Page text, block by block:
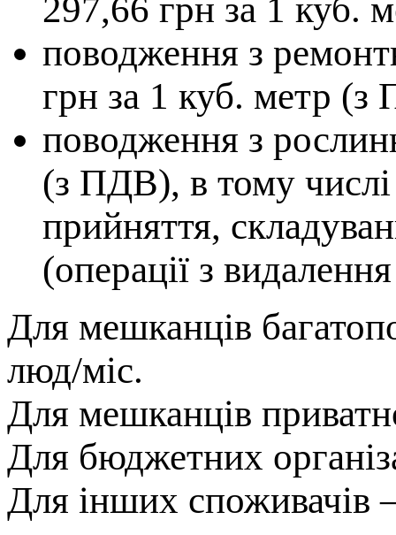
297,66 грн за 1 куб.
поводження з
грн за 1 куб. метр
поводження з
(з ПДВ), в тому
прийняття,
(операції з
Для мешканців
люд/міс.
Для мешканців
Для бюджетних
Для інших споживачів